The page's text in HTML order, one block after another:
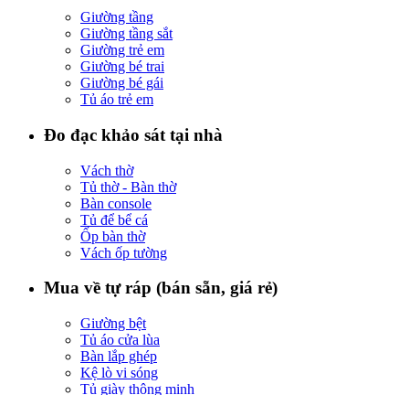
Giường tầng
Giường tầng sắt
Giường trẻ em
Giường bé trai
Giường bé gái
Tủ áo trẻ em
Đo đạc khảo sát tại nhà
Vách thờ
Tủ thờ - Bàn thờ
Bàn console
Tủ để bể cá
Ốp bàn thờ
Vách ốp tường
Mua về tự ráp (bán sẵn, giá rẻ)
Giường bệt
Tủ áo cửa lùa
Bàn lắp ghép
Kệ lò vi sóng
Tủ giày thông minh